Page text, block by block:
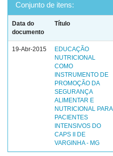
Conjunto de itens:
Data do
documento
Título
19-Abr-2015
EDUCAÇÃO
NUTRICIONAL
COMO
INSTRUMENTO DE
PROMOÇÃO DA
SEGURANÇA
ALIMENTAR E
NUTRICIONAL PARA
PACIENTES
INTENSIVOS DO
CAPS II DE
VARGINHA - MG